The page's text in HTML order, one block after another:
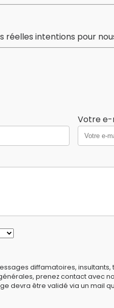
réelles intentions pour
Votre e-
diffamatoires, insultants,
prenez contact avec
devra être validé via un mail